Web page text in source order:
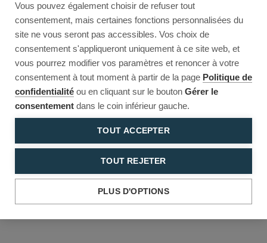
Vous pouvez également choisir de refuser tout
consentement, mais certaines fonctions personnalisées du
site ne vous seront pas accessibles. Vos choix de
consentement s'appliqueront uniquement à ce site web, et
vous pourrez modifier vos paramètres et renoncer à votre
consentement à tout moment à partir de la page Politique de
confidentialité ou en cliquant sur le bouton Gérer le
consentement dans le coin inférieur gauche.
TOUT ACCEPTER
TOUT REJETER
PLUS D'OPTIONS
Reload Back